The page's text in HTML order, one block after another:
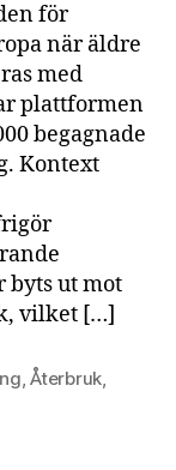
för
när äldre
med
plattformen
begagnade
Kontext
byts ut mot
vilket […]
,Återbruk,